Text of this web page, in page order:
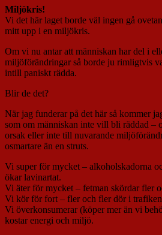
Miljökris!
Vi det här laget borde väl ingen gå
mitt upp i en miljökris.
Om vi nu antar att människan har del i
miljöförändringar så borde ju rimligtvis
intill paniskt rädda.
Blir de det?
När jag funderar på det här så kommer
som om människan inte vill bli räddad –
orsak eller inte till nuvarande
osmartare än en struts.
Vi super för mycket – alkoholskadorna
ökar lavinartat.
Vi äter för mycket – fetman skördar fler
Vi kör för fort – fler och fler dör i
Vi överkonsumerar (köper mer än vi
kostar energi och miljö.